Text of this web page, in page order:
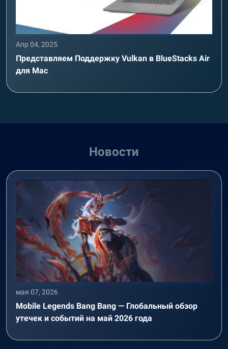
Апр 04, 2025
Представляем Поддержку Vulkan в BlueStacks Air
для Mac
Новости
мая 07, 2026
Mobile Legends Bang Bang — Глобальный обзор
утечек и событий на май 2026 года